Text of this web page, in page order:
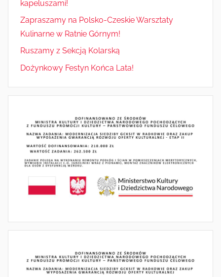
kapeluszami!
Zapraszamy na Polsko-Czeskie Warsztaty
Kulinarne w Ratnie Górnym!
Ruszamy z Sekcją Kolarską
Dożynkowy Festyn Końca Lata!